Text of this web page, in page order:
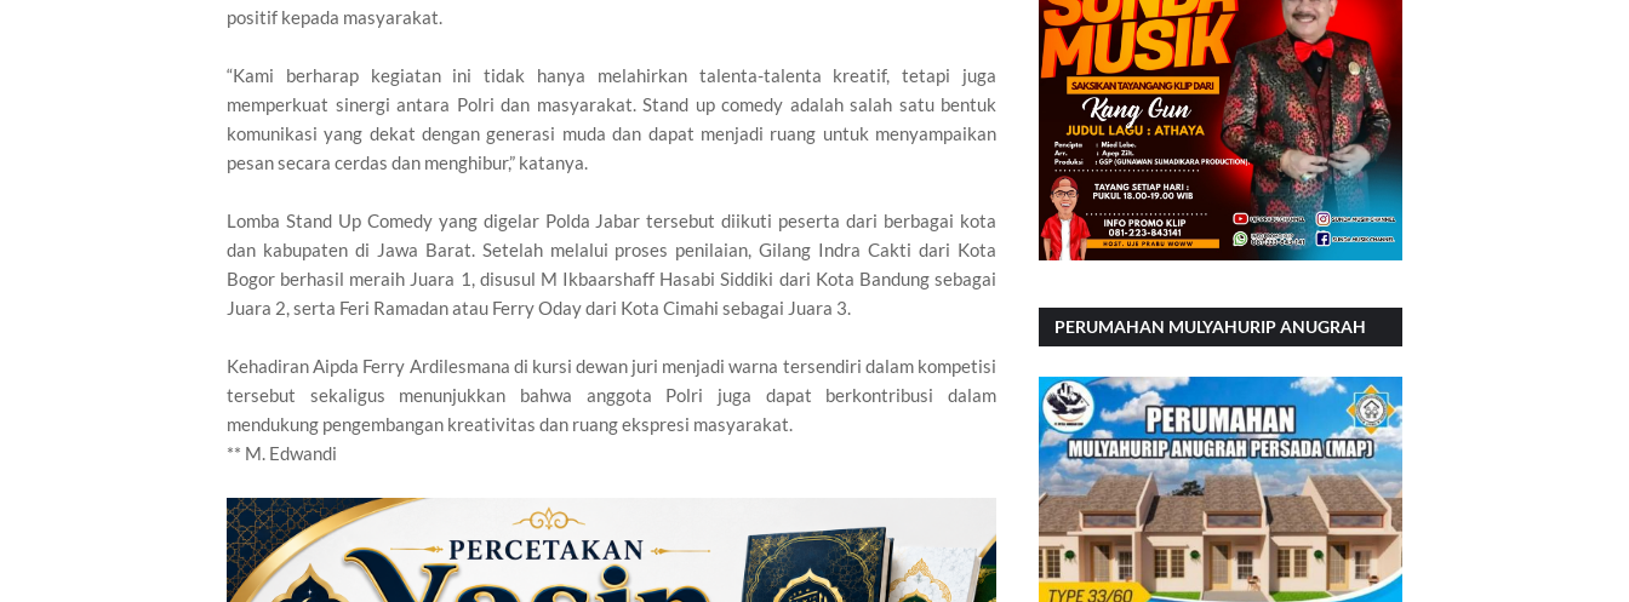
positif kepada masyarakat.
“Kami berharap kegiatan ini tidak hanya melahirkan talenta-talenta kreatif, tetapi juga
memperkuat sinergi antara Polri dan masyarakat. Stand up comedy adalah salah satu bentuk
komunikasi yang dekat dengan generasi muda dan dapat menjadi ruang untuk menyampaikan
pesan secara cerdas dan menghibur,” katanya.
Lomba Stand Up Comedy yang digelar Polda Jabar tersebut diikuti peserta dari berbagai kota
dan kabupaten di Jawa Barat. Setelah melalui proses penilaian, Gilang Indra Cakti dari Kota
Bogor berhasil meraih Juara 1, disusul M Ikbaarshaff Hasabi Siddiki dari Kota Bandung sebagai
Juara 2, serta Feri Ramadan atau Ferry Oday dari Kota Cimahi sebagai Juara 3.
Kehadiran Aipda Ferry Ardilesmana di kursi dewan juri menjadi warna tersendiri dalam kompetisi
tersebut sekaligus menunjukkan bahwa anggota Polri juga dapat berkontribusi dalam
mendukung pengembangan kreativitas dan ruang ekspresi masyarakat.
** M. Edwandi
PERUMAHAN MULYAHURIP ANUGRAH